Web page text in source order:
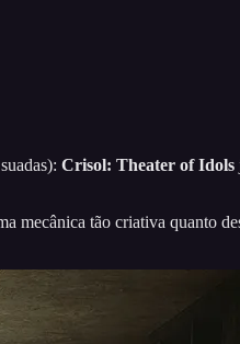
Crisol: Theater of Idols
mecânica tão criativa quanto